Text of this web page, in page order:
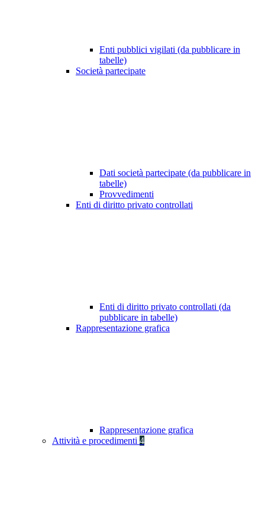
Enti pubblici vigilati (da pubblicare in
tabelle)
Società partecipate
Dati società partecipate (da pubblicare in
tabelle)
Provvedimenti
Enti di diritto privato controllati
Enti di diritto privato controllati (da
pubblicare in tabelle)
Rappresentazione grafica
Rappresentazione grafica
Attività e procedimenti 4